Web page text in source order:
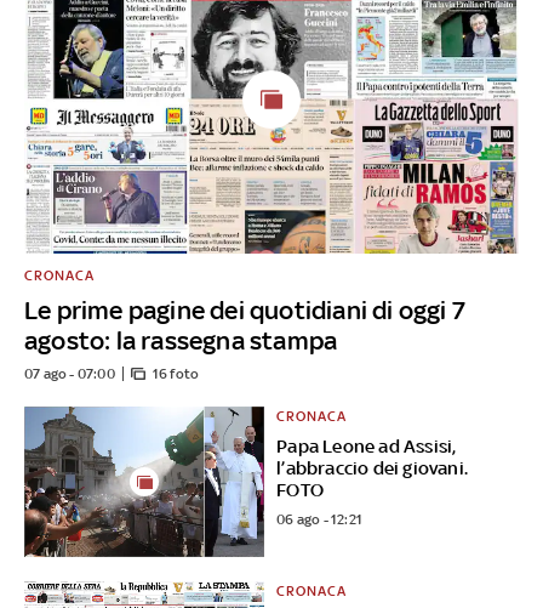
Le prime pagine dei quotidiani di oggi 7
agosto: la rassegna stampa
CRONACA
07 ago - 07:00 16 foto
Papa Leone ad Assisi,
l’abbraccio dei giovani.
FOTO
CRONACA
06 ago - 12:21
CRONACA